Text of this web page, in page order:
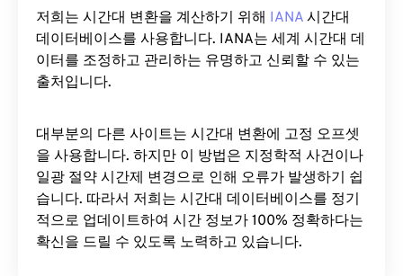
저희는 시간대 변환을 계산하기 위해 IANA 시간대
데이터베이스를 사용합니다. IANA는 세계 시간대 데
이터를 조정하고 관리하는 유명하고 신뢰할 수 있는
출처입니다.
대부분의 다른 사이트는 시간대 변환에 ​​고정 오프셋
을 사용합니다. 하지만 이 방법은 지정학적 사건이나
일광 절약 시간제 변경으로 인해 오류가 발생하기 쉽
습니다. 따라서 저희는 시간대 데이터베이스를 정기
적으로 업데이트하여 시간 정보가 100% 정확하다는
확신을 드릴 수 있도록 노력하고 있습니다.